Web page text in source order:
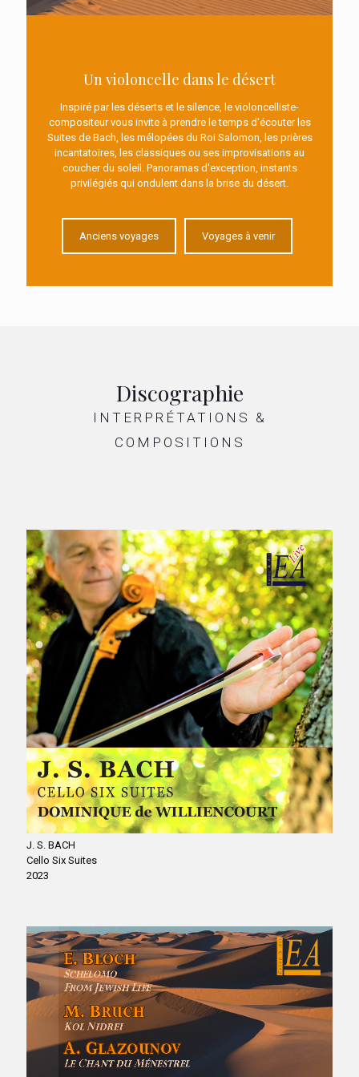
dans la brise du désert.
Voyages à venir
Un violoncelle dans le désert
Inspiré par les déserts et le silence, le violoncelliste-
compositeur vous invite à prendre le temps d'écouter les
Suites de Bach, les mélopées du Roi Salomon, les prières
incantatoires, les classiques ou ses improvisations au
coucher du soleil. Panoramas d'exception, instants
privilégiés qui ondulent dans la brise du désert.
Anciens voyages Voyages à venir
Discographie
INTERPRÉTATIONS &
COMPOSITIONS
J. S. BACH
Cello Six Suites
2023